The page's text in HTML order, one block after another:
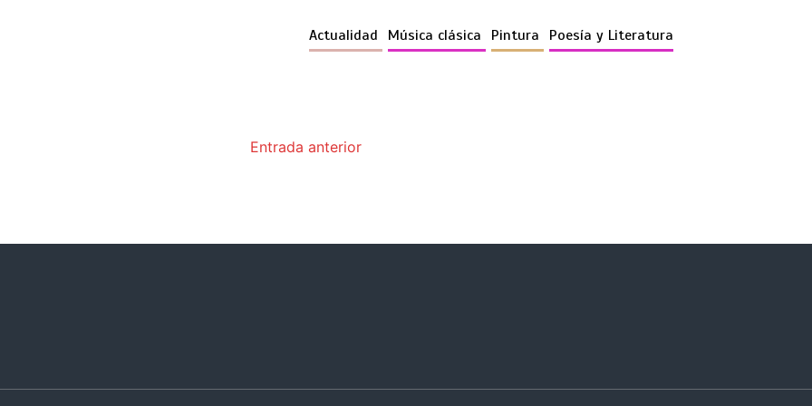
Actualidad Música clásica Pintura Poesía y Literatura
Entrada anterior